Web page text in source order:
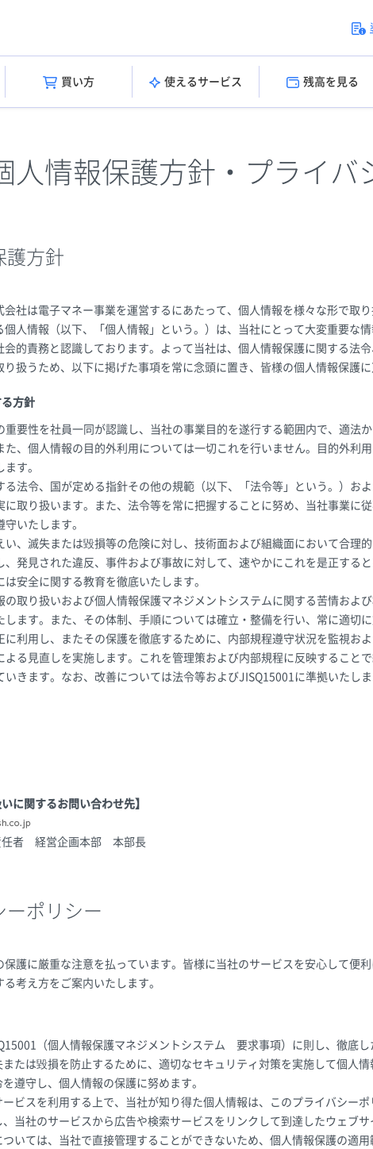
買い方 使えるサービス 残高を見る
人情報保護方針・プライバ
護方針
会社は電子マネー事業を運営するにあたって、個人情報を様々な形で取
個人情報（以下、「個人情報」という。）は、当社にとって大変重要な
会的責務と認識しております。よって当社は、個人情報保護に関する法
扱うため、以下に掲げた事項を常に念頭に置き、皆様の個人情報保護に
方針
重要性を社員一同が認識し、当社の事業目的を遂行する範囲内で、適法
た、個人情報の目的外利用については一切これを行いません。目的外利
す。
る法令、国が定める指針その他の規範（以下、「法令等」という。）お
に取り扱います。また、法令等を常に把握することに努め、当社事業に
いたします。
い、滅失または毀損等の危険に対し、技術面および組織面において合理
、発見された違反、事件および事故に対して、速やかにこれを是正する
は安全に関する教育を徹底いたします。
の取り扱いおよび個人情報保護マネジメントシステムに関する苦情およ
します。また、その体制、手順については確立・整備を行い、常に適切
に利用し、またその保護を徹底するために、内部規程遵守状況を監視お
よる見直しを実施します。これを管理策および内部規程に反映すること
いきます。なお、改善については法令等およびJISQ15001に準拠いたしま
に関するお問い合わせ先】
任者 経営企画本部 本部長
ーポリシー
保護に厳重な注意を払っています。皆様に当社のサービスを安心して便
考え方をご案内いたします。
（個人情報保護マネジメントシステム 要求事項）に則し、徹底
または毀損を防止するために、適切なセキュリティ対策を実施して個人
遵守し、個人情報の保護に努めます。
ビスを利用する上で、当社が知り得た個人情報は、このプライバシー
、当社のサービスから広告や検索サービスをリンクして到達したウェブ
いては、当社で直接管理することができないため、個人情報保護の適用